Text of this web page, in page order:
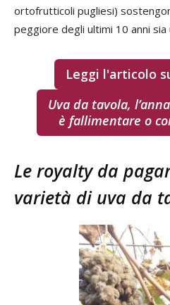
ortofrutticoli pugliesi)
peggiore degli ultimi 10 anni sia
Leggi l'articolo
Uva da tavola,
è fallimentare o
Le royalty da
varietà di uva da